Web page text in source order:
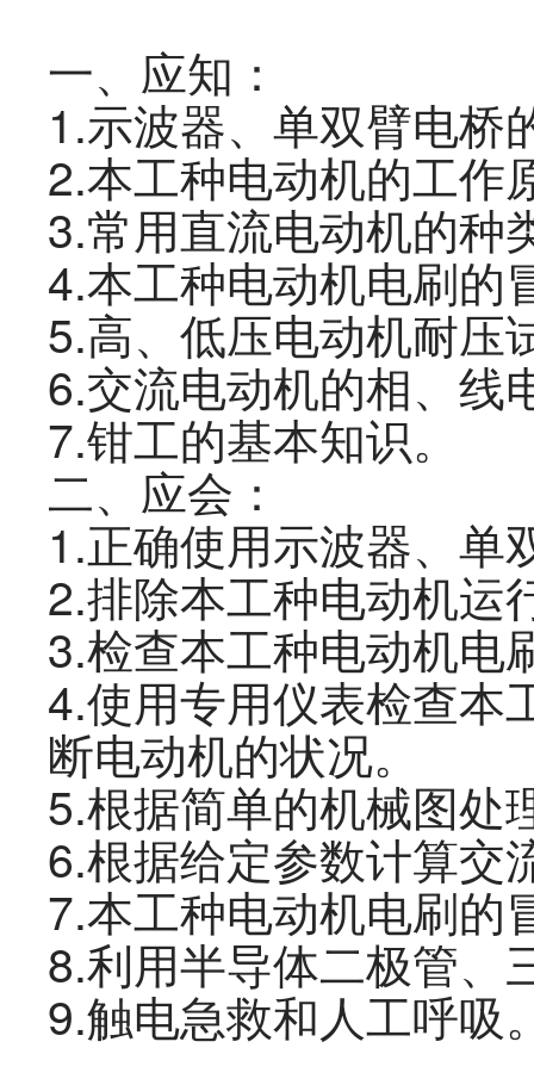
一、 应知：
1.示波器、单双臂电桥
2.本工种电动机的工作
3.常用直流电动机的种
4.本工种电动机电刷的
5.高、低压电动机耐压
6.交流电动机的相、线
7.钳工的基本知识。
二、 应会 ：
1.正确使用示波器、单
2.排除本工种电动机运
3.检查本工种电动机电
4.使用专用仪表检查本
断电动机的状况。
5.根据简单的机械图处
6.根据给定参数计算交
7.本工种电动机电刷的
8.利用半导体二极管、
9.触电急救和人工呼吸